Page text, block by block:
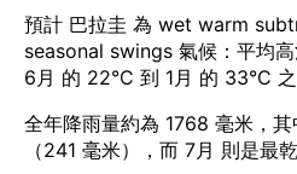
預計 巴拉圭 為 wet warm
seasonal swings 氣候：平均
6月 的 22°C 到 1月 的 33°C 之
全年降雨量約為 1768 毫米，
（241 毫米），而 7月 則是最